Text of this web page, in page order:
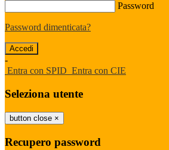
Password
Password dimenticata?
-
Entra con SPID Entra con CIE
Seleziona utente
button close ×
Recupero password